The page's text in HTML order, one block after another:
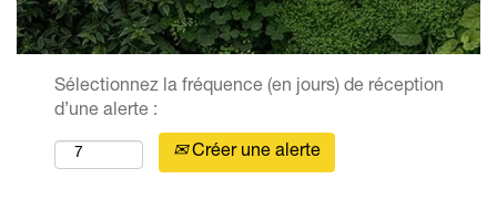
Sélectionnez la fréquence (en jours) de réception
d’une alerte :
Créer une alerte